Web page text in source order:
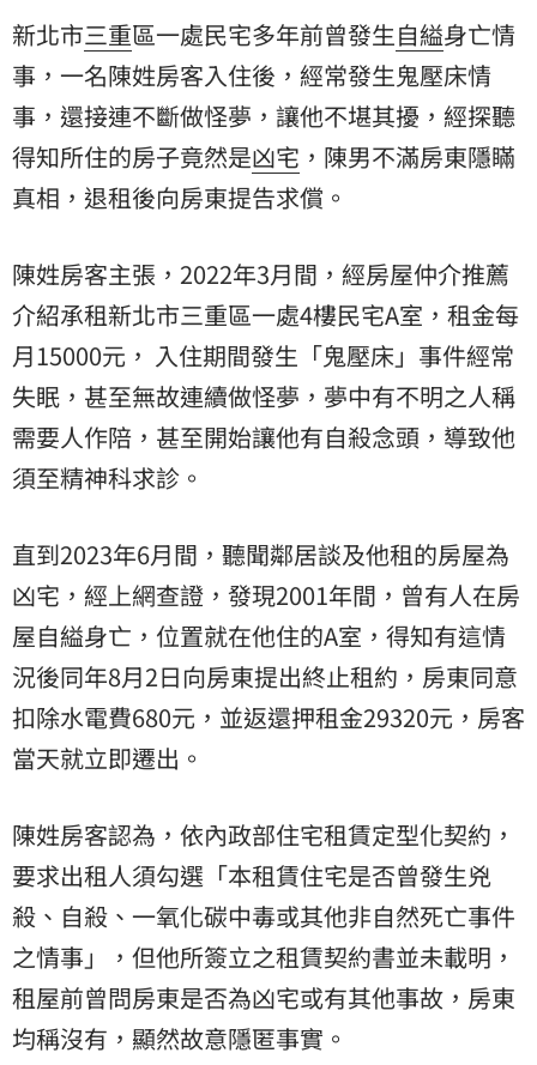
新北市三重區一處民宅多年前曾發生自縊身亡情
事，一名陳姓房客入住後，經常發生鬼壓床情
事，還接連不斷做怪夢，讓他不堪其擾，經探聽
得知所住的房子竟然是凶宅 ，陳男不滿房東隱瞞
真相，退租後向房東提告求償。
陳姓房客主張，2022年3月間，經房屋仲介推薦
介紹承租新北市三重區一處4樓民宅A室，租金每
月15000元， 入住期間發生「鬼壓床」事件經常
失眠，甚至無故連續做怪夢，夢中有不明之人稱
需要人作陪，甚至開始讓他有自殺念頭，導致他
須至精神科求診。
直到2023年6月間，聽聞鄰居談及他租的房屋為
凶宅，經上網查證，發現2001年間，曾有人在房
屋自縊身亡，位置就在他住的A室，得知有這情
況後同年8月2日向房東提出終止租約，房東同意
扣除水電費680元，並返還押租金29320元，房客
當天就立即遷出。
陳姓房客認為，依內政部住宅租賃定型化契約，
要求出租人須勾選「本租賃住宅是否曾發生兇
殺、自殺、一氧化碳中毒或其他非自然死亡事件
之情事」，但他所簽立之租賃契約書並未載明，
租屋前曾問房東是否為凶宅或有其他事故，房東
均稱沒有，顯然故意隱匿事實。